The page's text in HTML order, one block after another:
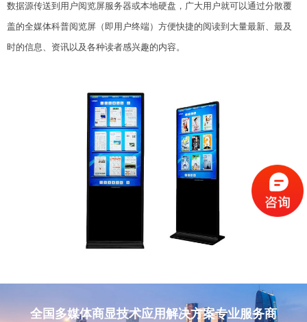
数据源传送到用户阅览屏服务器或本地硬盘，广大用户就可以通过分散覆
盖的全媒体科普阅览屏（即用户终端）方便快捷的阅读到大量最新、最及
时的信息、资讯以及各种读者感兴趣的内容。
全国多媒体商显技术应用解决方案专业服务商